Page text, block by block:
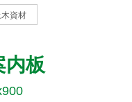
資材
内板